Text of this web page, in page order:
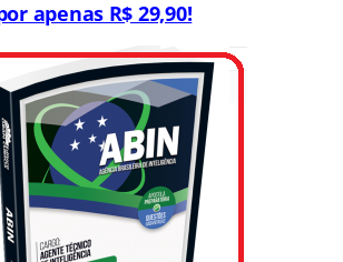
apenas R$ 29,90!